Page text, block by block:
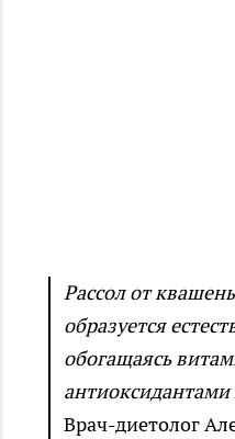
Рассол от
образуется
обогащаясь
Врач-диетолог